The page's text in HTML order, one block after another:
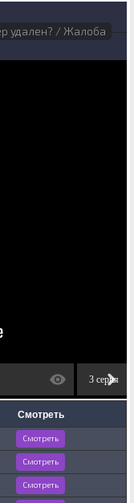
удален? / Жалоба
3 серия
Смотреть
Смотреть
Смотреть
Смотреть